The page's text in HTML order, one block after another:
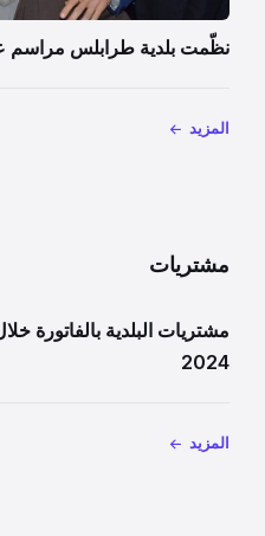
نظّمت بلدية طرابلس مراسم
المزيد
مشتريات
مشتريات البلدية بالفاتورة
2024
المزيد